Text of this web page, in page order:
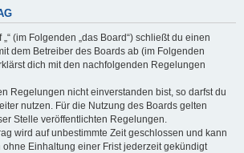
„“ (im Folgenden „das Board“) schließt du einen
dem Betreiber des Boards ab (im Folgenden
dich mit den nachfolgenden Regelungen
Regelungen nicht einverstanden bist, so darfst du
nutzen. Für die Nutzung des Boards gelten
Stelle veröffentlichten Regelungen.
wird auf unbestimmte Zeit geschlossen und kann
Einhaltung einer Frist jederzeit gekündigt